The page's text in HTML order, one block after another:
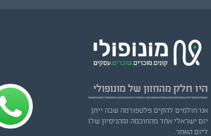
היו חלקמהחזון של מונופולי
אנו חולמים להקים פלטפורמה שבה ייתן
יזם ישראלי אחד מהחוכמה ומהניסיון שלו
ליזם האחר.